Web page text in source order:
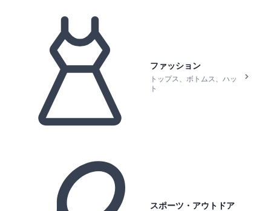
ファッション
トップス、ボトムス、ハッ
ト
スポーツ・アウトドア